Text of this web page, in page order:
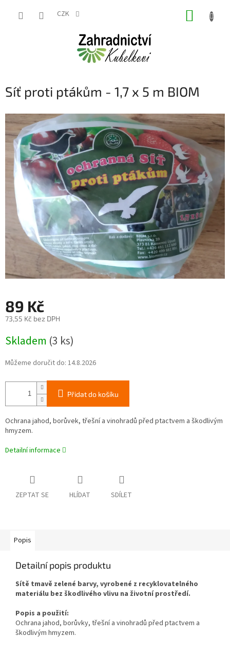
CZK
Síť proti ptákům - 1,7 x 5 m BIOM
89 Kč
73,55 Kč bez DPH
cena:
Skladem (3 ks)
Můžeme doručit do: 14.8.2026
Přidat do košíku
Ochrana jahod, borůvek, třešní a vinohradů před ptactvem a škodlivým
hmyzem.
Detailní informace
ZEPTAT SE HLÍDAT SDÍLET
Popis
Detailní popis produktu
Sítě tmavě zelené barvy, vyrobené z recyklovatelného
materiálu bez škodlivého vlivu na životní prostředí.
Popis a použití:
Ochrana jahod, borůvky, třešní a vinohradů před ptactvem a
škodlivým hmyzem.